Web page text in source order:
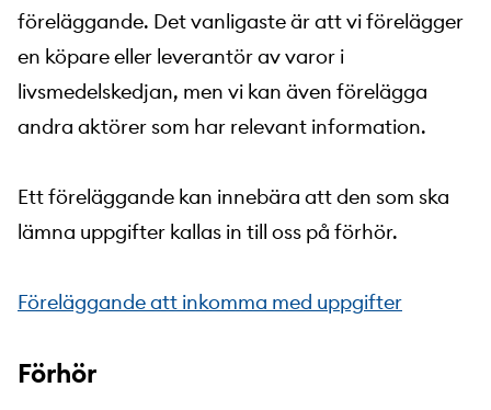
föreläggande. Det vanligaste är att vi förelägger
en köpare eller leverantör av varor i
livsmedelskedjan, men vi kan även förelägga
andra aktörer som har relevant information.
Ett föreläggande kan innebära att den som ska
lämna uppgifter kallas in till oss på förhör.
Föreläggande att inkomma med uppgifter
Förhör